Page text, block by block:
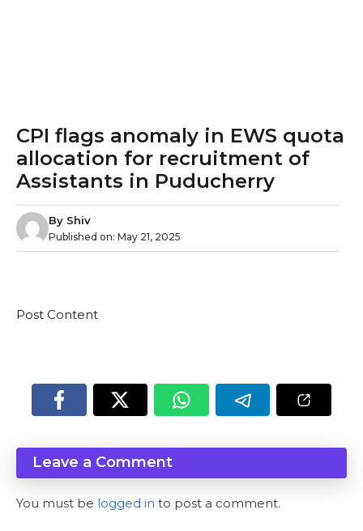
CPI flags anomaly in EWS quota
allocation for recruitment of
Assistants in Puducherry
By Shiv
Published on: May 21, 2025
Post Content
Leave a Comment
You must be logged in to post a comment.